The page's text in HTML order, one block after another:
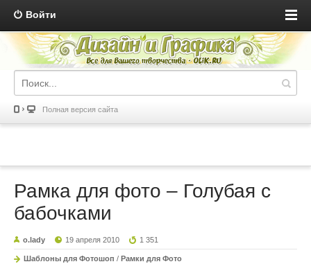
Войти
Полная версия сайта
Рамка для фото – Голубая с
бабочками
o.lady 19 апреля 2010 1 351
Шаблоны для Фотошоп / Рамки для Фото